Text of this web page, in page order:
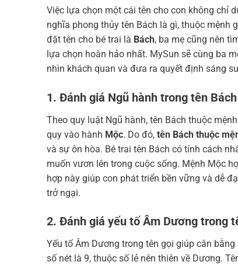
Việc lựa chọn một cái tên cho con không chỉ
nghĩa phong thủy tên Bách là gì, thuộc mệnh
đặt tên cho bé trai là Bách, ba mẹ cũng nên
lựa chọn hoàn hảo nhất. MySun sẽ cùng ba
nhìn khách quan và đưa ra quyết định sáng
1. Đánh giá Ngũ hành trong tên
Theo quy luật Ngũ hành, tên Bách thuộc
quy vào hành Mộc. Do đó, tên Bách thuộc
và sự ôn hòa. Bé trai tên Bách có tính cách
muốn vươn lên trong cuộc sống. Mệnh Mộc
hợp này giúp con phát triển bền vững và dễ
trở ngại.
2. Đánh giá yếu tố Âm Dương trong
Yếu tố Âm Dương trong tên gọi giúp cân
số nét là 9, thuộc số lẻ nên thiên về Dương.